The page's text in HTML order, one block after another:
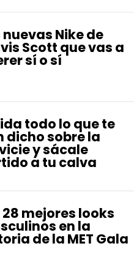
nuevas Nike de
Scott que vas a
sí o sí
todo lo que te
dicho sobre la
y sácale
a tu calva
28 mejores looks
en la
de la MET Gala